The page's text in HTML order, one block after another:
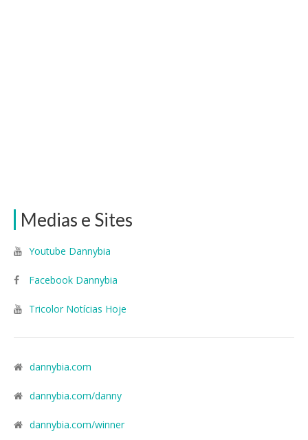
Medias e Sites
Youtube Dannybia
Facebook Dannybia
Tricolor Notícias Hoje
dannybia.com
dannybia.com/danny
dannybia.com/winner